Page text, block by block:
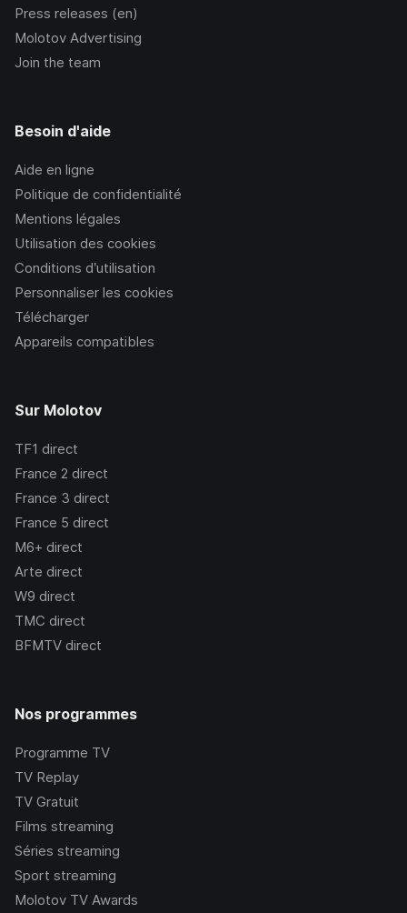
Press releases (en)
Molotov Advertising
Join the team
Besoin d'aide
Aide en ligne
Politique de confidentialité
Mentions légales
Utilisation des cookies
Conditions d’utilisation
Personnaliser les cookies
Télécharger
Appareils compatibles
Sur Molotov
TF1 direct
France 2 direct
France 3 direct
France 5 direct
M6+ direct
Arte direct
W9 direct
TMC direct
BFMTV direct
Nos programmes
Programme TV
TV Replay
TV Gratuit
Films streaming
Séries streaming
Sport streaming
Molotov TV Awards